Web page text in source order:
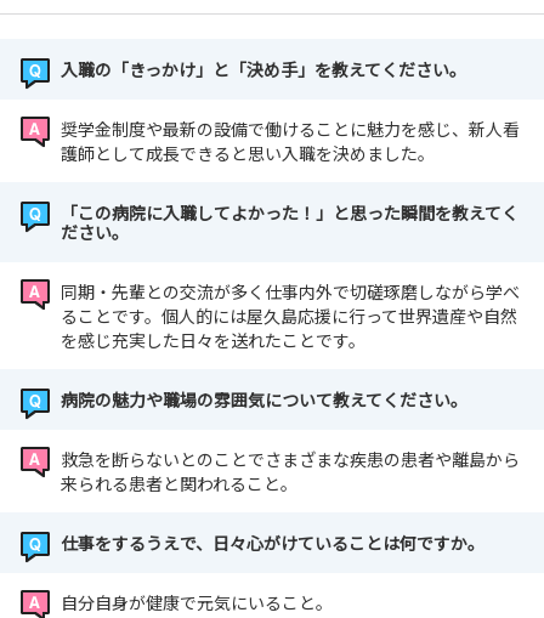
入職の「きっかけ」と「決め手」を教えてください。
奨学金制度や最新の設備で働けることに魅力を感じ、新人看
護師として成長できると思い入職を決めました。
「この病院に入職してよかった！」と思った瞬間を教えてく
ださい。
同期・先輩との交流が多く仕事内外で切磋琢磨しながら学べ
ることです。個人的には屋久島応援に行って世界遺産や自然
を感じ充実した日々を送れたことです。
病院の魅力や職場の雰囲気について教えてください。
救急を断らないとのことでさまざまな疾患の患者や離島から
来られる患者と関われること。
仕事をするうえで、日々心がけていることは何ですか。
自分自身が健康で元気にいること。